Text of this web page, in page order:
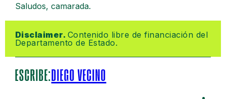
Saludos, camarada.
Disclaimer. Contenido libre de financiación del
Departamento de Estado.
ESCRIBE:DIEGO VECINO